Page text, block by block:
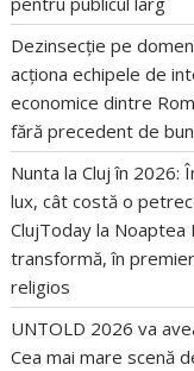
Dezinsecție pe
acționa echipele de
economice dintre
fără precedent de bun
Nunta la Cluj în 2026:
lux, cât costă o
ClujToday la Noaptea
transformă, în
religios
UNTOLD 2026 va
Cea mai mare scenă